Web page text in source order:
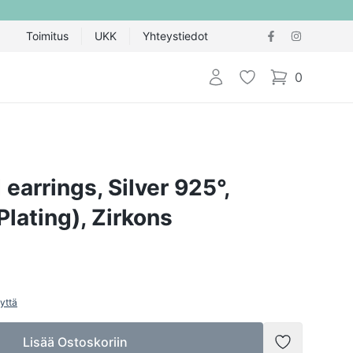
Toimitus UKK Yhteystiedot
Kirjaudu sisään
Toivelista 0
items in cart,
Silver 925°,
Zirkons
Lisää Ostoskoriin